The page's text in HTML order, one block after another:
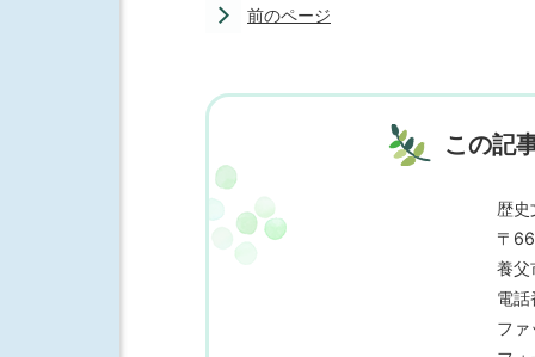
前のページ
この記
歴史
〒
養
電
フ